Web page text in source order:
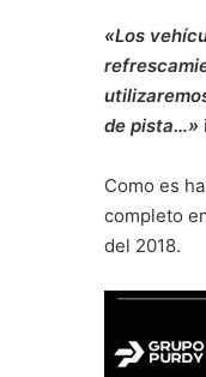
«Los
de pista…»
Como es
completo
del 2018.